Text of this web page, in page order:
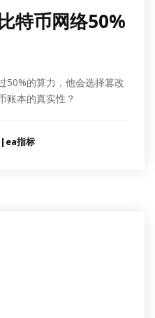
特币网络50%
50%的算力，他会选择篡改
账本的真实性？
指标